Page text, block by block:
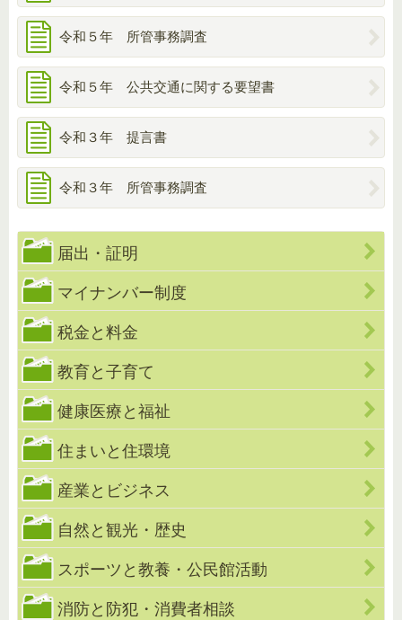
令和５年 所管事務調査
令和５年 公共交通に関する要望書
令和３年 提言書
令和３年 所管事務調査
届出・証明
マイナンバー制度
税金と料金
教育と子育て
健康医療と福祉
住まいと住環境
産業とビジネス
自然と観光・歴史
スポーツと教養・公民館活動
消防と防犯・消費者相談